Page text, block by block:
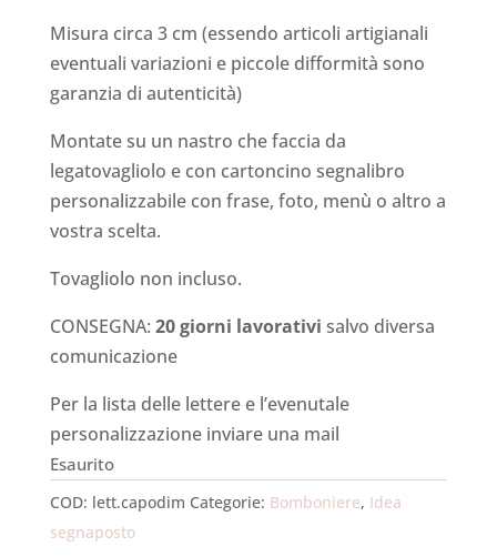
Misura circa 3 cm (essendo articoli artigianali
eventuali variazioni e piccole difformità sono
garanzia di autenticità)
Montate su un nastro che faccia da
legatovagliolo e con cartoncino segnalibro
personalizzabile con frase, foto, menù o altro a
vostra scelta.
Tovagliolo non incluso.
CONSEGNA: 20 giorni lavorativi salvo diversa
comunicazione
Per la lista delle lettere e l’evenutale
personalizzazione inviare una mail
Esaurito
COD: lett.capodim Categorie: Bomboniere, Idea
segnaposto